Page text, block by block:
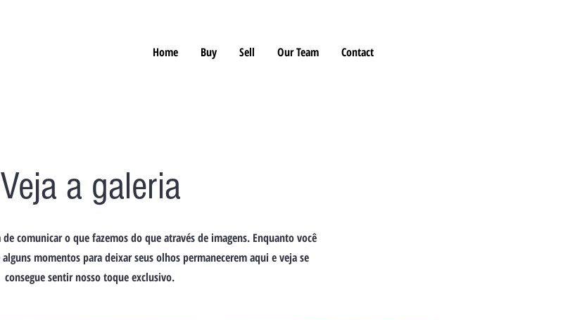
Home Buy Sell Our Team Contact
Veja a galeria
comunicar o que fazemos do que através de imagens. Enquanto você
momentos para deixar seus olhos permanecerem aqui e veja se
consegue sentir nosso toque exclusivo.